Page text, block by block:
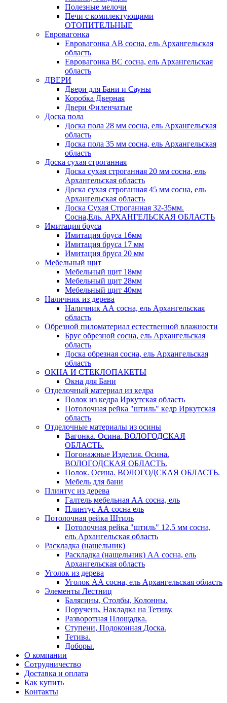
Полезные мелочи
Печи с комплектующими
ОТОПИТЕЛЬНЫЕ
Евровагонка
Евровагонка АВ сосна, ель Архангельская
область
Евровагонка ВС сосна, ель Архангельская
область
ДВЕРИ
Двери для Бани и Сауны
Коробка Дверная
Двери Филенчатые
Доска пола
Доска пола 28 мм сосна, ель Архангельская
область
Доска пола 35 мм сосна, ель Архангельская
область
Доска сухая строганная
Доска сухая строганная 20 мм сосна, ель
Архангельская область
Доска сухая строганная 45 мм сосна, ель
Архангельская область
Доска Сухая Строганная 32-35мм.
Сосна,Ель. АРХАНГЕЛЬСКАЯ ОБЛАСТЬ
Имитация бруса
Имитация бруса 16мм
Имитация бруса 17 мм
Имитация бруса 20 мм
Мебельный щит
Мебельный щит 18мм
Мебельный щит 28мм
Мебельный щит 40мм
Наличник из дерева
Наличник АА сосна, ель Архангельская
область
Обрезной пиломатериал естественной влажности
Брус обрезной сосна, ель Архангельская
область
Доска обрезная сосна, ель Архангельская
область
ОКНА И СТЕКЛОПАКЕТЫ
Окна для Бани
Отделочный материал из кедра
Полок из кедра Иркутская область
Потолочная рейка "штиль" кедр Иркутская
область
Отделочные материалы из осины
Вагонка. Осина. ВОЛОГОДСКАЯ
ОБЛАСТЬ.
Погонажные Изделия. Осина.
ВОЛОГОДСКАЯ ОБЛАСТЬ.
Полок. Осина. ВОЛОГОДСКАЯ ОБЛАСТЬ.
Мебель для бани
Плинтус из дерева
Галтель мебельная АА сосна, ель
Плинтус АА сосна ель
Потолочная рейка Штиль
Потолочная рейка "штиль" 12,5 мм сосна,
ель Архангельская область
Раскладка (нащельник)
Раскладка (нащельник) АА сосна, ель
Архангельская область
Уголок из дерева
Уголок АА сосна, ель Архангельская область
Элементы Лестниц
Балясины, Столбы, Колонны.
Поручень, Накладка на Тетиву.
Разворотная Площадка.
Ступени, Подоконная Доска.
Тетива.
Доборы.
О компании
Сотрудничество
Доставка и оплата
Как купить
Контакты